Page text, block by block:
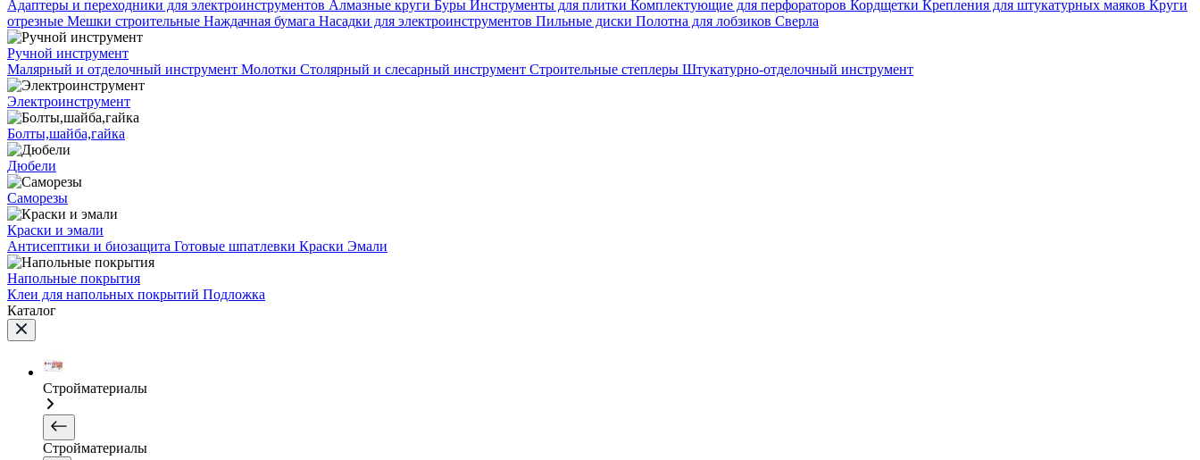
Адаптеры и переходники для электроинструментов Алмазные круги Буры Инструменты для плитки Комплектующие для перфораторов Кордщетки Крепления для штукатурных маяков Круги
отрезные Мешки строительные Наждачная бумага Насадки для электроинструментов Пильные диски Полотна для лобзиков Сверла
Ручной инструмент
Малярный и отделочный инструмент Молотки Столярный и слесарный инструмент Строительные степлеры Штукатурно-отделочный инструмент
Электроинструмент
Болты,шайба,гайка
Дюбели
Саморезы
Краски и эмали
Антисептики и биозащита Готовые шпатлевки Краски Эмали
Напольные покрытия
Клеи для напольных покрытий Подложка
Каталог
Стройматериалы
Стройматериалы